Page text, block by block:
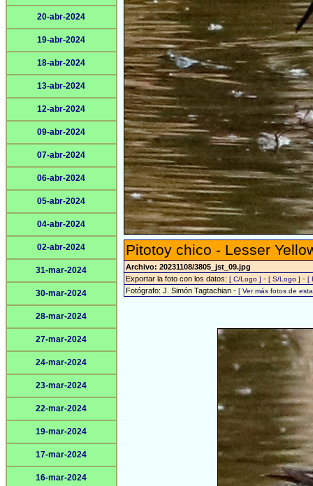
20-abr-2024
19-abr-2024
18-abr-2024
13-abr-2024
12-abr-2024
09-abr-2024
07-abr-2024
06-abr-2024
05-abr-2024
04-abr-2024
02-abr-2024
31-mar-2024
30-mar-2024
28-mar-2024
27-mar-2024
24-mar-2024
23-mar-2024
22-mar-2024
19-mar-2024
17-mar-2024
16-mar-2024
Pitotoy chico - Lesser
Archivo: 20231108/3805_jst_09.jpg
Exportar la foto con los datos: [ C/Logo ] - [ S/Logo ] - [
Fotógrafo: J. Simón Tagtachian - [ Ver más fotos de